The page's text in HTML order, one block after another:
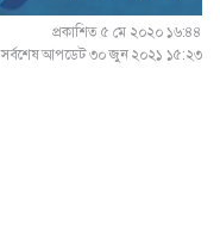
প্রকাশিত ৫ মে ২০২০ ১৬:৪৪
সর্বশেষ আপডেট ৩০ জুন ২০২১ ১৫:২৩